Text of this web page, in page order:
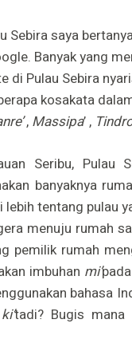
saya
Banyak yang
di Pulau Sebira
kosakata
, Massipa’ ,
Seribu, Pulau
banyaknya
tentang pulau
menuju rumah
pemilik rumah
imbuhan mi’
bahasa
ki’tadi? Bugis mana